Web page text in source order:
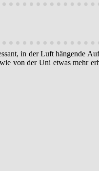
in der Luft hängende
von der Uni etwas mehr